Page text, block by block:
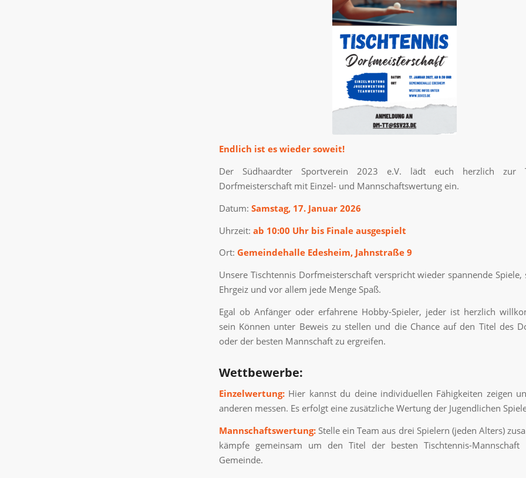
Endlich ist es wieder soweit!
Der Südhaardter Sportverein 2023 e.V. lädt euch herzlich zur
Dorfmeisterschaft mit Einzel- und Mannschaftswertung ein.
Datum: Samstag, 17. Januar 2026
Uhrzeit: ab 10:00 Uhr bis Finale ausgespielt
Ort: Gemeindehalle Edesheim, Jahnstraße 9
Unsere Tischtennis Dorfmeisterschaft verspricht wieder spannende
Ehrgeiz und vor allem jede Menge Spaß.
Egal ob Anfänger oder erfahrene Hobby-Spieler, jeder ist herzlich
sein Können unter Beweis zu stellen und die Chance auf den Titel des
oder der besten Mannschaft zu ergreifen.
Wettbewerbe:
Einzelwertung: Hier kannst du deine individuellen Fähigkeiten zeigen
anderen messen. Es erfolgt eine zusätzliche Wertung der Jugendlichen
Mannschaftswertung: Stelle ein Team aus drei Spielern (jeden Alters)
kämpfe gemeinsam um den Titel der besten Tischtennis-Mannschaft
Gemeinde.